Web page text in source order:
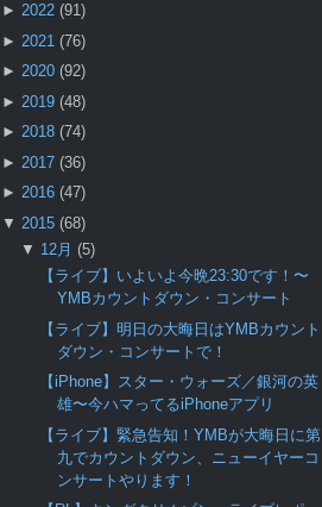
► 2022 (91)
► 2021 (76)
► 2020 (92)
► 2019 (48)
► 2018 (74)
► 2017 (36)
► 2016 (47)
▼ 2015 (68)
▼ 12月 (5)
【ライブ】いよいよ今晩23:30です！〜
YMBカウントダウン・コンサート
【ライブ】明日の大晦日はYMBカウント
ダウン・コンサートで！
【iPhone】スター・ウォーズ／銀河の英
雄〜今ハマってるiPhoneアプリ
【ライブ】緊急告知！YMBが大晦日に第
九でカウントダウン、ニューイヤーコ
ンサートやります！